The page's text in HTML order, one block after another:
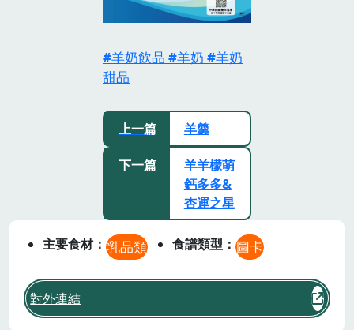
羊奶飲品 羊奶
羊奶
甜品
上一篇 羊羹
下一篇
羊羊檬萌
鈣多多&
杏運之星
主要食材 乳品類 食譜類型 圖卡
對外連結